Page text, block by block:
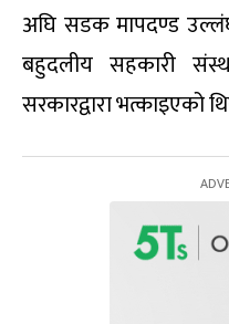
अघि सडक मापदण्ड
बहुदलीय सहकारी
सरकारद्वारा भत्काइएको